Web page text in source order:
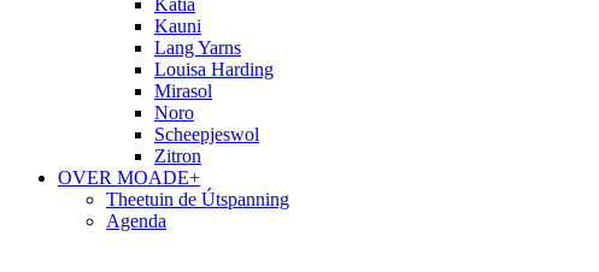
Katia
Kauni
Lang Yarns
Louisa Harding
Mirasol
Noro
Scheepjeswol
Zitron
OVER MOADE+
Theetuin de Útspanning
Agenda